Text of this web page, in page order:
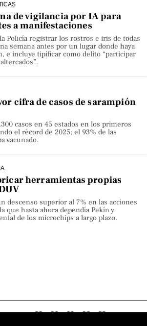
de vigilancia por IA para
a manifestaciones
Policía registrar los rostros e iris de todas
semana antes por un lugar donde haya
e incluye tipificar como delito “participar
cifra de casos de sarampión
casos en 45 estados en los primeros
el récord de 2025; el 93% de las
vacunado.
herramientas propias
descenso superior al 7% en las acciones
que hasta ahora dependía Pekín y
de los microchips a largo plazo.